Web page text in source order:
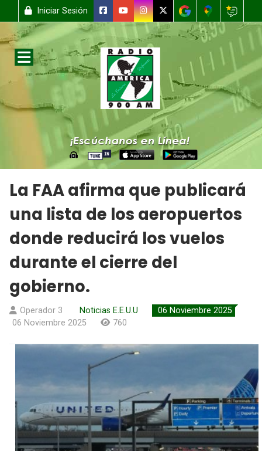
Iniciar Sesión
La FAA afirma que publicará
una lista de los aeropuertos
donde reducirá los vuelos
durante el cierre del
gobierno.
Operador 3 Noticias E.E.U.U
06 Noviembre 2025
06 Noviembre 2025
760